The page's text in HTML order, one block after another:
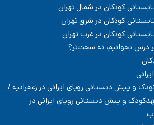
کودکان در شمال تهران
کودکان در شرق تهران
کودکان در غرب تهران
درس بخوانیم، نه سخت‌تر؟
و پیش دبستانی رویای ایرانی در زعفرانیه /
و پیش دبستانی رویای ایرانی در